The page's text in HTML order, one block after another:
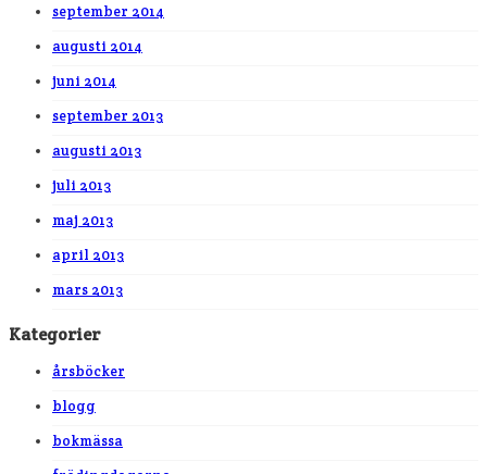
september 2014
augusti 2014
juni 2014
september 2013
augusti 2013
juli 2013
maj 2013
april 2013
mars 2013
Kategorier
årsböcker
blogg
bokmässa